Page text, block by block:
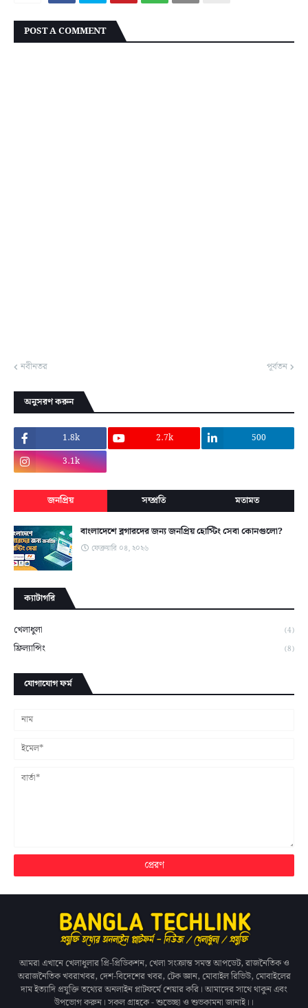
POST A COMMENT
নবীনতর পূর্বতন
অনুসরণ করুন
1.8k 2.7k
500
3.1k
জনপ্রিয় সম্প্রতি মতামত
বাংলাদেশে ব্লগারদের জন্য জনপ্রিয় হোস্টিং সেবা কোনগুলো?
ফেব্রুয়ারি ০৪, ২০২৬
ক্যাটাগরি
খেলাধুলা (4)
ফ্রিল্যান্সিং (8)
যোগাযোগ ফর্ম
আমরা এখানে খেলাধুলার প্রি-প্রিডিকশন, খেলা সংক্রান্ত সমস্ত আপডেট, রাজনৈতিক ও
অরাজনৈতিক খবরাখবর, দেশ-বিদেশের খবর, টেক জ্ঞান, মোবাইল রিভিউ, মোবাইলের
দাম ইত্যাদি প্রযুক্তি তথ্যের অনলাইন প্লাটফর্মে শেয়ার করি। আমাদের সাথে থাকুন এবং
উপভোগ করুন। সকল গ্রাহকে - শুভেচ্ছা ও শুভকামনা জানাই।।